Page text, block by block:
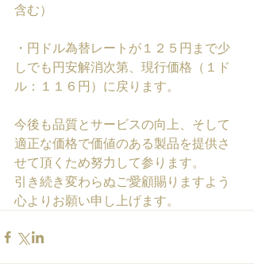
含む）
・円ドル為替レートが１２５円まで少
しでも円安解消次第、現行価格（１ド
ル：１１６円）に戻ります。
今後も品質とサービスの向上、そして
適正な価格で価値のある製品を提供さ
せて頂くため努力して参ります。
引き続き変わらぬご愛顧賜りますよう
心よりお願い申し上げます。